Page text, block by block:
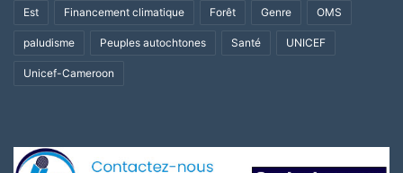
Est Financement climatique Forêt Genre OMS
paludisme Peuples autochtones Santé UNICEF
Unicef-Cameroon